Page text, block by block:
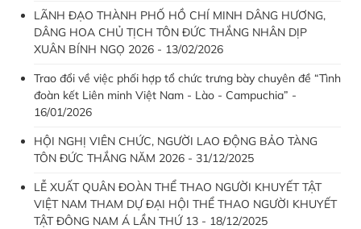
LÃNH ĐẠO THÀNH PHỐ HỒ CHÍ MINH DÂNG HƯƠNG,
DÂNG HOA CHỦ TỊCH TÔN ĐỨC THẮNG NHÂN DỊP
XUÂN BÍNH NGỌ 2026 - 13/02/2026
Trao đổi về việc phối hợp tổ chức trưng bày chuyên đề “Tình
đoàn kết Liên minh Việt Nam - Lào - Campuchia” -
16/01/2026
HỘI NGHỊ VIÊN CHỨC, NGƯỜI LAO ĐỘNG BẢO TÀNG
TÔN ĐỨC THẮNG NĂM 2026 - 31/12/2025
LỄ XUẤT QUÂN ĐOÀN THỂ THAO NGƯỜI KHUYẾT TẬT
VIỆT NAM THAM DỰ ĐẠI HỘI THỂ THAO NGƯỜI KHUYẾT
TẬT ĐÔNG NAM Á LẦN THỨ 13 - 18/12/2025